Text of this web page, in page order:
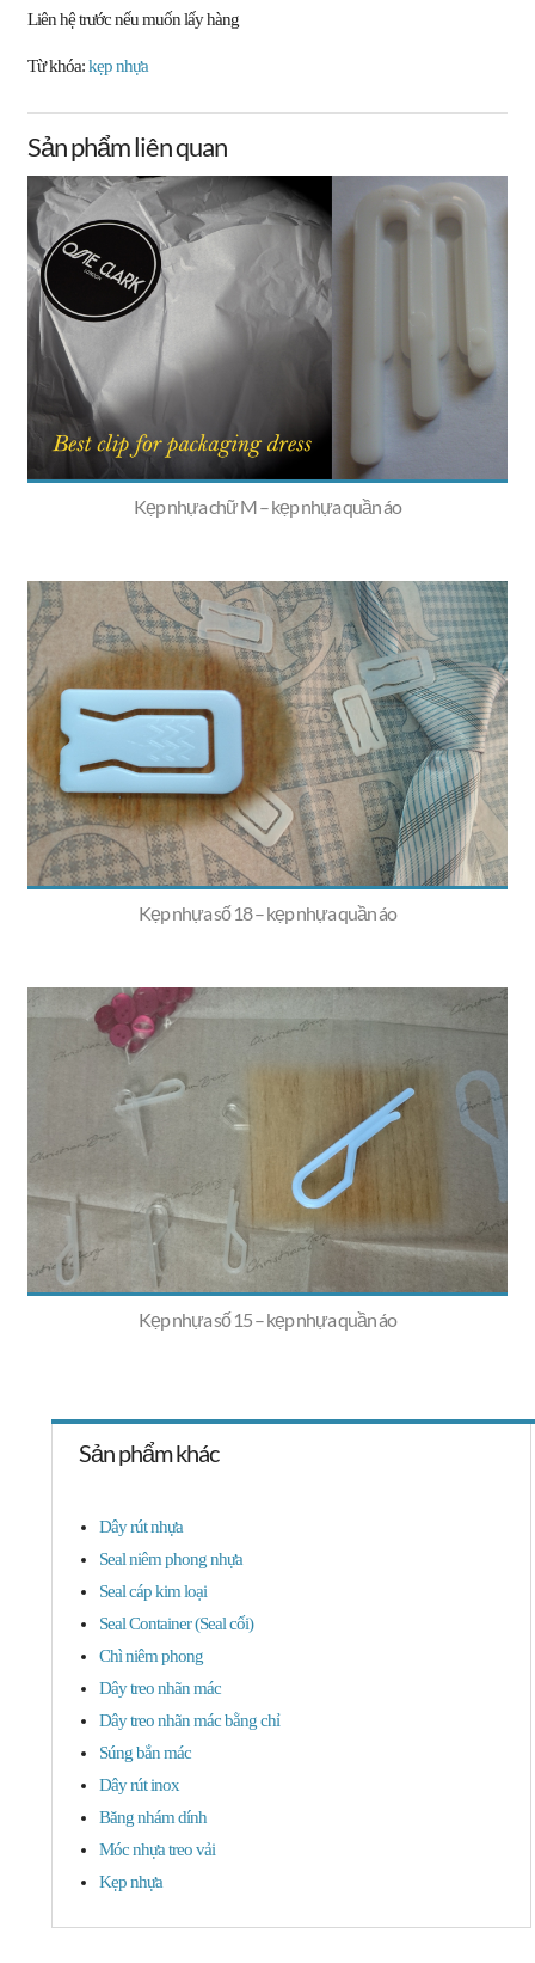
Liên hệ trước nếu muốn lấy hàng
Từ khóa:kẹp nhựa
Sản phẩm liên quan
Kẹp nhựa chữ M – kẹp nhựa quần áo
Kẹp nhựa số 18 – kẹp nhựa quần áo
Kẹp nhựa số 15 – kẹp nhựa quần áo
Sản phẩm khác
Dây rút nhựa
Seal niêm phong nhựa
Seal cáp kim loại
Seal Container (Seal cối)
Chì niêm phong
Dây treo nhãn mác
Dây treo nhãn mác bằng chỉ
Súng bắn mác
Dây rút inox
Băng nhám dính
Móc nhựa treo vải
Kẹp nhựa